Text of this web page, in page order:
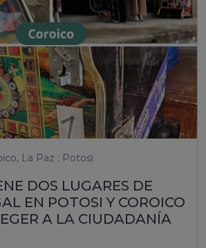
La Paz ; Potosi
DOS LUGARES DE
EN POTOSI Y COROICO
A LA CIUDADANÍA